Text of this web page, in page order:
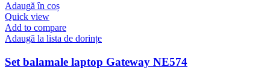
Adaugă în coș
Quick view
Add to compare
Adaugă la lista de dorințe
Set balamale laptop Gateway NE574